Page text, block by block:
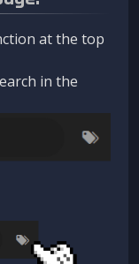
at the top
in the